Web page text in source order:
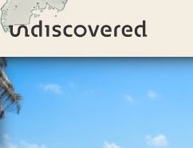
Ga naar inhoud
Undiscovered